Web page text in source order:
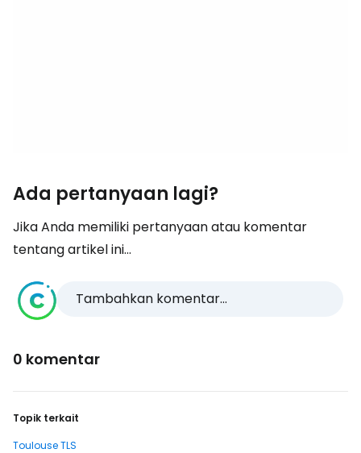
Ada pertanyaan lagi?
Jika Anda memiliki pertanyaan atau komentar
tentang artikel ini...
Tambahkan komentar...
0 komentar
Topik terkait
Toulouse TLS